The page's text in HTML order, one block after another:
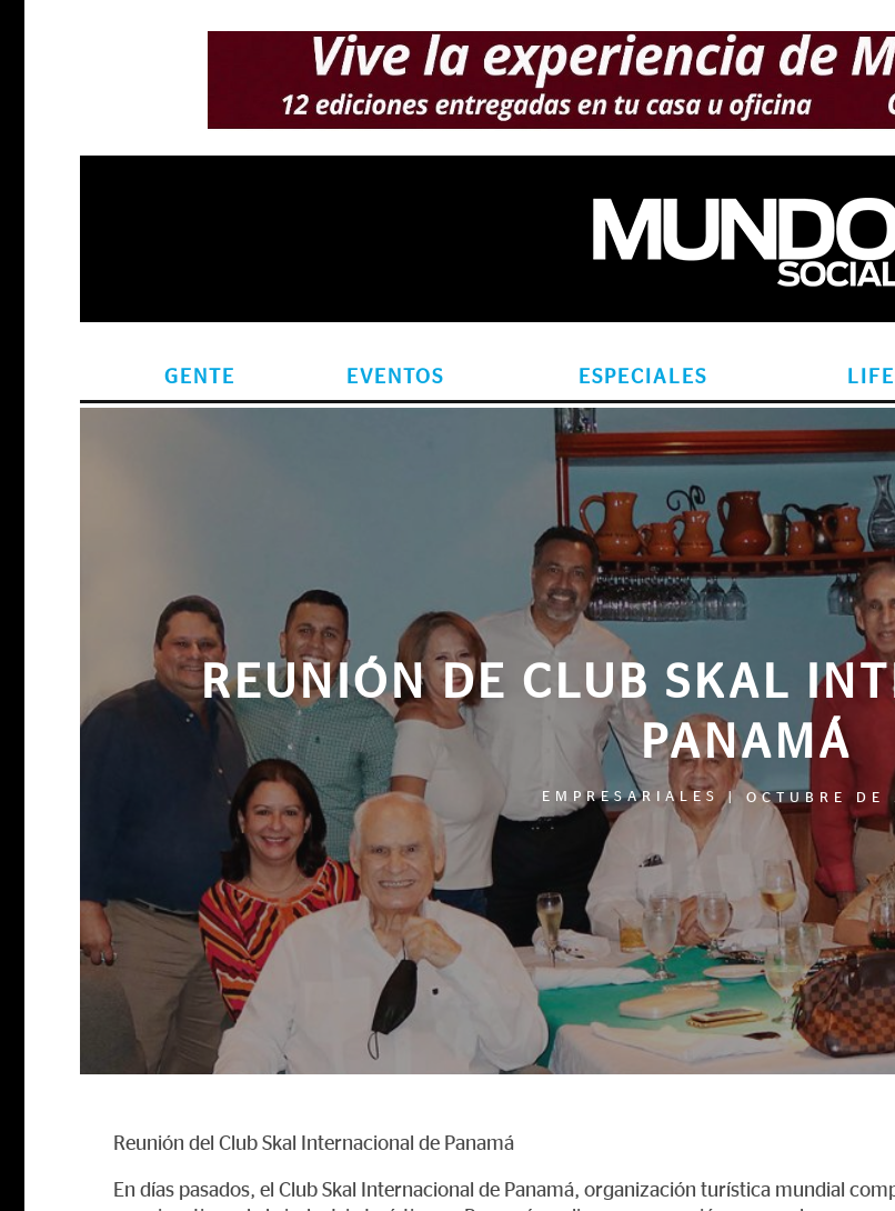
GENTE EVENTOS ESPECIALES
REUNIÓN DE CLUB SKAL
PANAMÁ
EMPRESARIALES | OCTUBRE
Reunión del Club Skal Internacional de Panamá
En días pasados, el Club Skal Internacional de Panamá, organización turística mundial